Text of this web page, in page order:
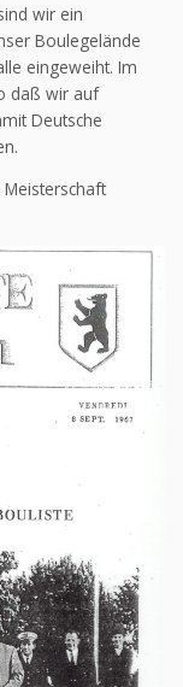
wir ein
Boulegelände
eingeweiht. Im
daß wir auf
Deutsche